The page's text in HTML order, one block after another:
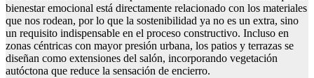
bienestar emocional está directamente relacionado con los materiales
que nos rodean, por lo que la sostenibilidad ya no es un extra, sino
un requisito indispensable en el proceso constructivo. Incluso en
zonas céntricas con mayor presión urbana, los patios y terrazas se
diseñan como extensiones del salón, incorporando vegetación
autóctona que reduce la sensación de encierro.